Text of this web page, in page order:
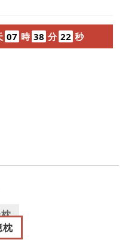
07 時 38 分 20 秒
枕